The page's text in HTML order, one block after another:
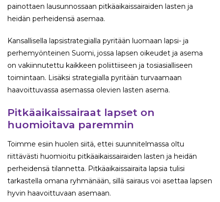
painottaen lausunnossaan pitkäaikaissairaiden lasten ja
heidän perheidensä asemaa.
Kansallisella lapsistrategialla pyritään luomaan lapsi- ja
perhemyönteinen Suomi, jossa lapsen oikeudet ja asema
on vakiinnutettu kaikkeen poliittiiseen ja tosiasialliseen
toimintaan. Lisäksi strategialla pyritään turvaamaan
haavoittuvassa asemassa olevien lasten asema.
Pitkäaikaissairaat lapset on
huomioitava paremmin
Toimme esiin huolen siitä, ettei suunnitelmassa oltu
riittävästi huomioitu pitkäaikaissairaiden lasten ja heidän
perheidensä tilannetta. Pitkäaikaissairaita lapsia tulisi
tarkastella omana ryhmänään, sillä sairaus voi asettaa lapsen
hyvin haavoittuvaan asemaan.